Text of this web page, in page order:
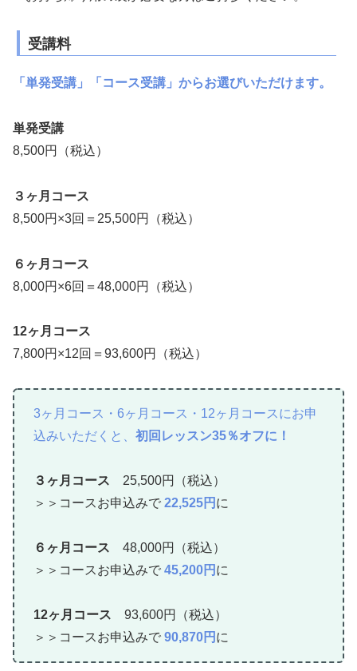
受講料
「単発受講」「コース受講」からお選びいただけます。
単発受講
8,500円（税込）
３ヶ月コース
8,500円×3回＝25,500円（税込）
６ヶ月コース
8,000円×6回＝48,000円（税込）
12ヶ月コース
7,800円×12回＝93,600円（税込）
3ヶ月コース・ 6ヶ月コース・12ヶ月コースにお申
込みいただくと、 初回レッスン35％オフに！
３ヶ月コース 25,500円（税込）
＞＞コースお申込みで 22,525円 に
６ヶ月コース 48,000円（税込）
＞＞コースお申込みで 45,200円 に
12ヶ月コース 93,600円（税込）
＞＞コースお申込みで 90,870円 に